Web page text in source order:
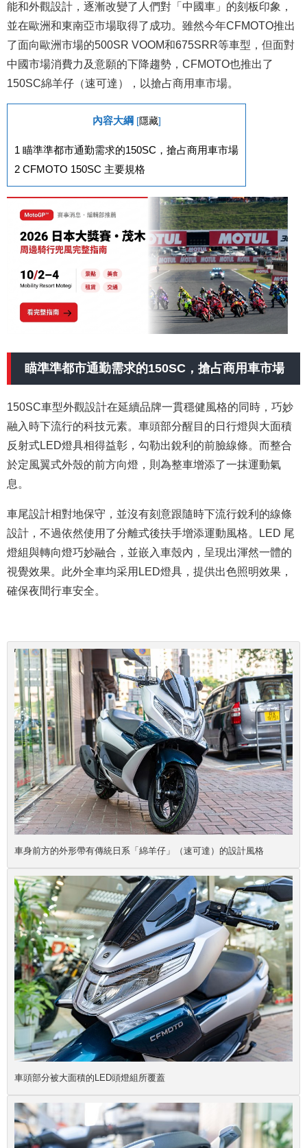
能和外觀設計，逐漸改變了人們對「中國車」的刻板印象，
並在歐洲和東南亞市場取得了成功。雖然今年CFMOTO推出
了面向歐洲市場的500SR VOOM和675SRR等車型，但面對
中國市場消費力及意願的下降趨勢，CFMOTO也推出了
150SC綿羊仔（速可達），以搶占商用車市場。
內容大綱 [隱藏]
1 瞄準準都市通勤需求的150SC，搶占商用車市場
2 CFMOTO 150SC 主要規格
瞄準準都市通勤需求的150SC，搶占商用車市場
150SC車型外觀設計在延續品牌一貫穩健風格的同時，巧妙
融入時下流行的科技元素。車頭部分醒目的日行燈與大面積
反射式LED燈具相得益彰，勾勒出銳利的前臉線條。而整合
於定風翼式外殼的前方向燈，則為整車增添了一抹運動氣
息。
車尾設計相對地保守，並沒有刻意跟隨時下流行銳利的線條
設計，不過依然使用了分離式後扶手增添運動風格。LED 尾
燈組與轉向燈巧妙融合，並嵌入車殼內，呈現出渾然一體的
視覺效果。此外全車均采用LED燈具，提供出色照明效果，
確保夜間行車安全。
車身前方的外形帶有傳統日系「綿羊仔」（速可達）的設計風格
車頭部分被大面積的LED頭燈組所覆蓋